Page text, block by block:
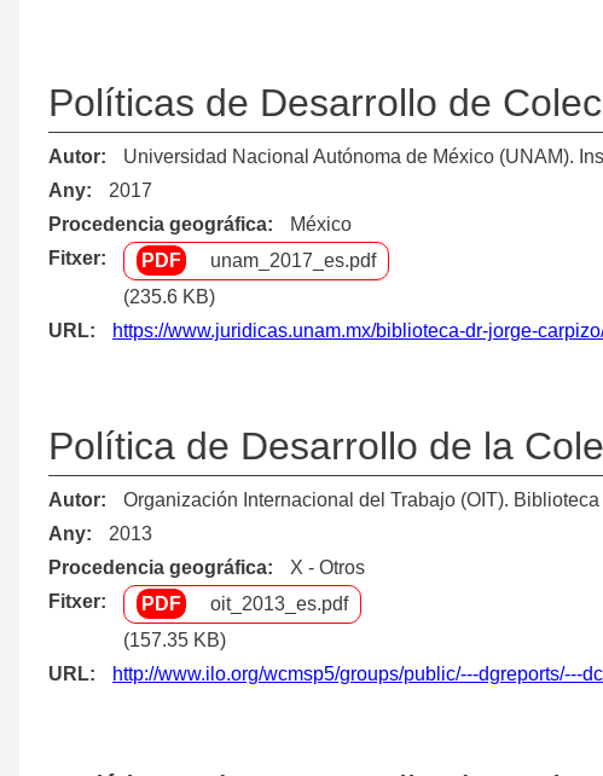
Políticas de Desarrollo de
Autor
Universidad Nacional Autónoma de México (UNAM).
Any
2017
Procedencia geográfica
México
Fitxer
unam_2017_es.pdf
(235.6 KB)
URL
https://www.juridicas.unam.mx/biblioteca-dr-jorge-
Política de Desarrollo de la
Autor
Organización Internacional del Trabajo (OIT). Biblioteca
Any
2013
Procedencia geográfica
X - Otros
Fitxer
oit_2013_es.pdf
(157.35 KB)
URL
http://www.ilo.org/wcmsp5/groups/public/---dgreports/---